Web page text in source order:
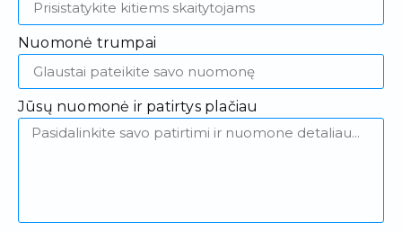
Nuomonė trumpai
Jūsų nuomonė ir patirtys plačiau